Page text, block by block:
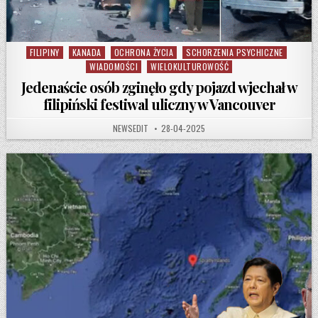
Posted in
FILIPINY KANADA OCHRONA ŻYCIA
SCHORZENIA PSYCHICZNE
WIADOMOŚCI
WIELOKULTUROWOŚĆ
Jedenaście osób zginęło gdy pojazd wjechał w
filipiński festiwal uliczny w Vancouver
AUTHOR:
NEWSEDIT PUBLISHED DATE:
28-04-2025